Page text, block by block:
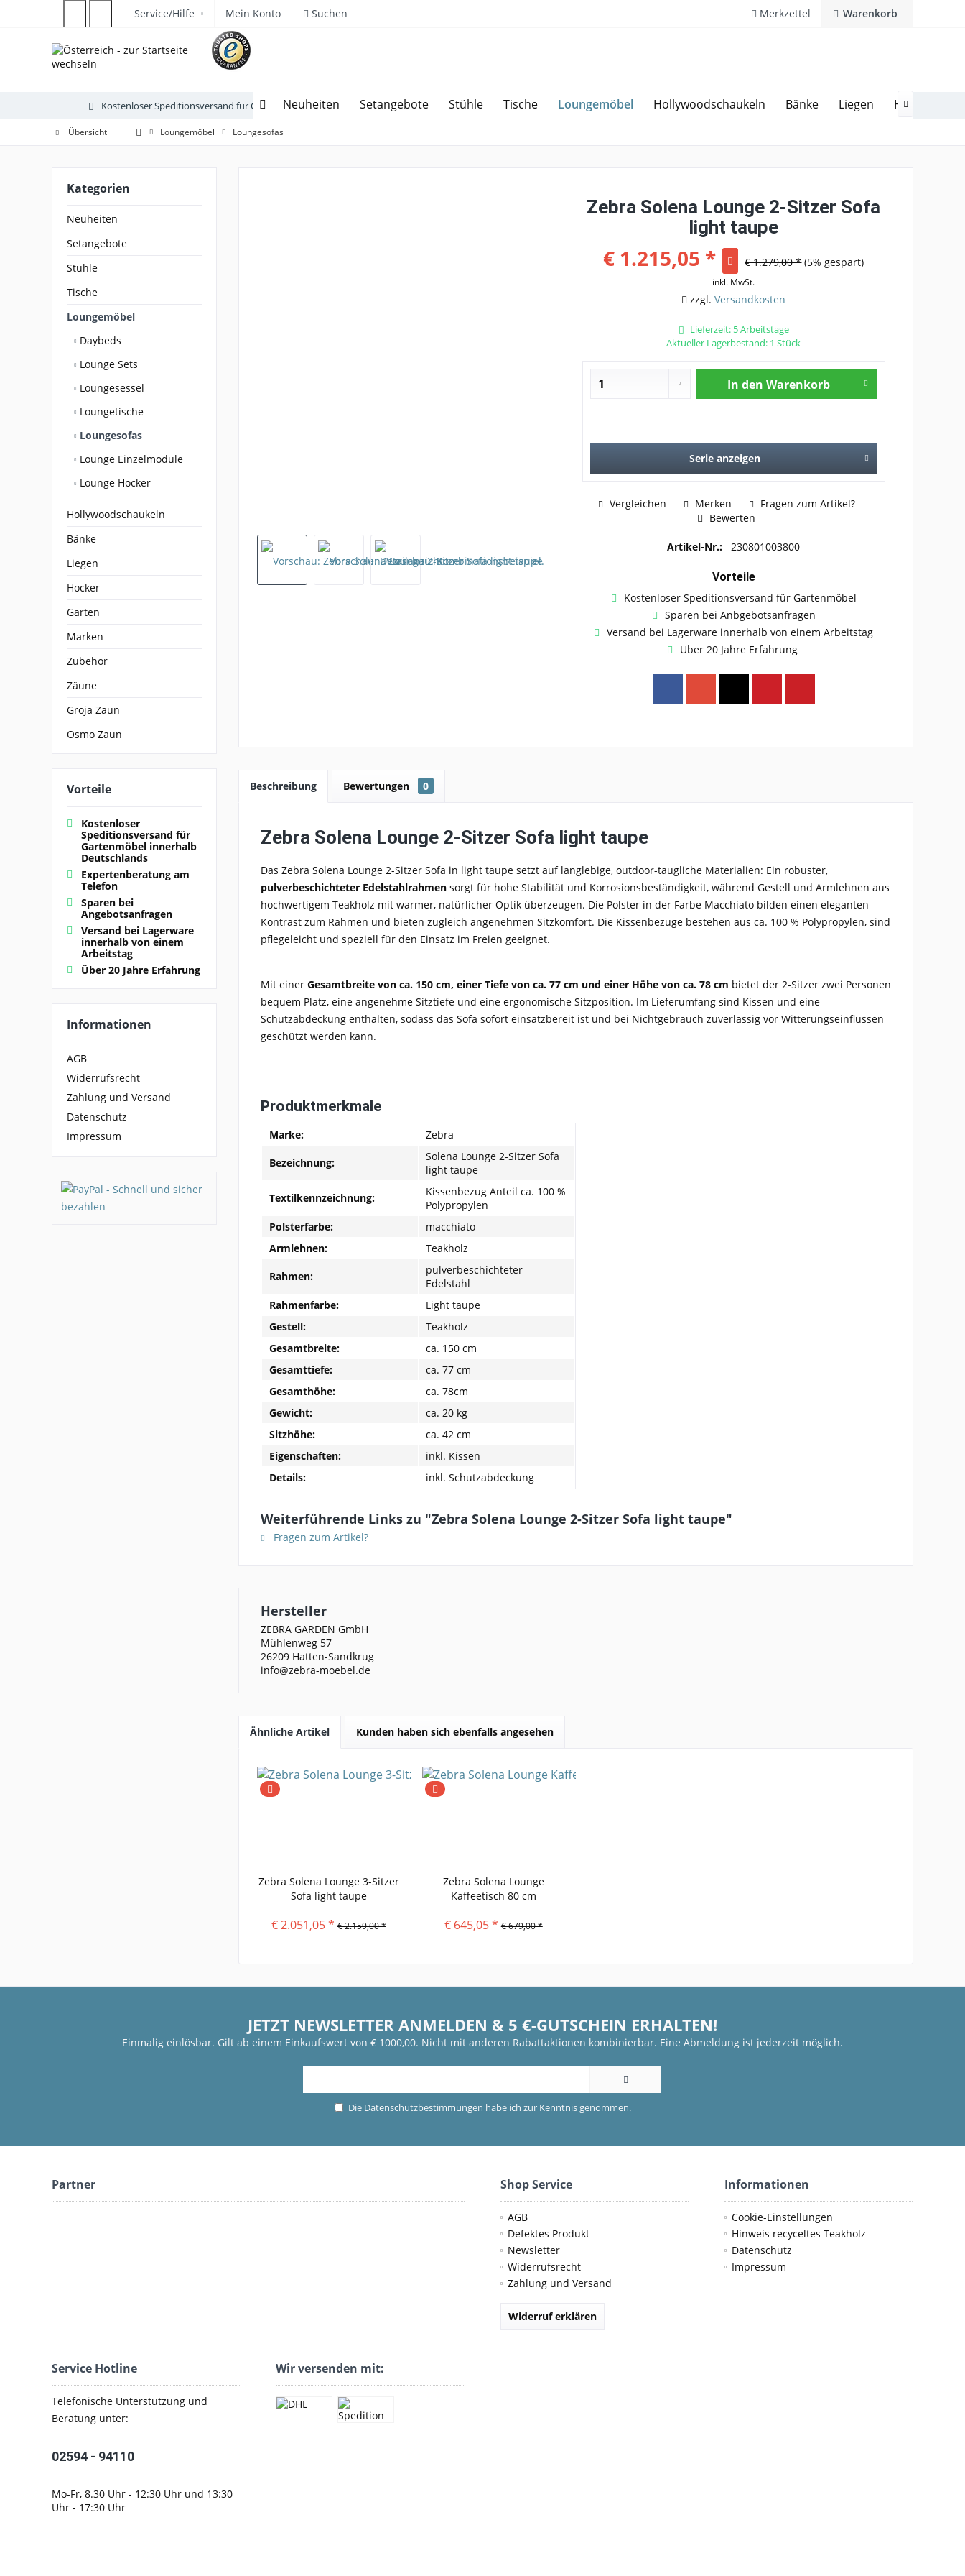
Warenkorb
Merkzettel
Service/Hilfe Mein Konto Suchen
Neuheiten Setangebote Stühle Tische Loungemöbel Hollywoodschaukeln Bänke Liegen Hocker

Kostenloser Speditionsversand für Gartenmöbel Sparen bei Angebotsanfrage Über 20 Jahre Erfahrung Hotline 02594 94 11 0
Übersicht Loungemöbel Loungesofas
Kategorien
Neuheiten
Setangebote
Stühle
Tische
Loungemöbel
Daybeds
Lounge Sets
Loungesessel
Loungetische
Loungesofas
Lounge Einzelmodule
Lounge Hocker
Hollywoodschaukeln
Bänke
Liegen
Hocker
Garten
Marken
Zubehör
Zäune
Groja Zaun
Osmo Zaun
Vorteile
Kostenloser
Speditionsversand für
Gartenmöbel innerhalb
Deutschlands
Expertenberatung am
Telefon
Sparen bei
Angebotsanfragen
Versand bei Lagerware
innerhalb von einem
Arbeitstag
Über 20 Jahre Erfahrung
Informationen
AGB
Widerrufsrecht
Zahlung und Versand
Datenschutz
Impressum
Zebra Solena Lounge 2-Sitzer Sofa
light taupe
€ 1.215,05 * € 1.279,00 * (5% gespart)
inkl. MwSt.
zzgl.Versandkosten
Lieferzeit: 5 Arbeitstage
Aktueller Lagerbestand: 1 Stück
In den Warenkorb
Serie anzeigen
Vergleichen Merken
Fragen zum Artikel?
Bewerten
Artikel-Nr.: 230801003800
Vorteile
Kostenloser Speditionsversand für Gartenmöbel
Sparen bei Anbgebotsanfragen
Versand bei Lagerware innerhalb von einem Arbeitstag
Über 20 Jahre Erfahrung
Beschreibung Bewertungen 0
Zebra Solena Lounge 2-Sitzer Sofa light taupe
Das Zebra Solena Lounge 2-Sitzer Sofa in light taupe setzt auf langlebige, outdoor-taugliche Materialien: Ein robuster,
pulverbeschichteter Edelstahlrahmen sorgt für hohe Stabilität und Korrosionsbeständigkeit, während Gestell und Armlehnen aus
hochwertigem Teakholz mit warmer, natürlicher Optik überzeugen. Die Polster in der Farbe Macchiato bilden einen eleganten
Kontrast zum Rahmen und bieten zugleich angenehmen Sitzkomfort. Die Kissenbezüge bestehen aus ca. 100 % Polypropylen, sind
pflegeleicht und speziell für den Einsatz im Freien geeignet.
Mit einer Gesamtbreite von ca. 150 cm, einer Tiefe von ca. 77 cm und einer Höhe von ca. 78 cm bietet der 2-Sitzer zwei Personen
bequem Platz, eine angenehme Sitztiefe und eine ergonomische Sitzposition. Im Lieferumfang sind Kissen und eine
Schutzabdeckung enthalten, sodass das Sofa sofort einsatzbereit ist und bei Nichtgebrauch zuverlässig vor Witterungseinflüssen
geschützt werden kann.
Produktmerkmale
Marke: Zebra
Bezeichnung:
Solena Lounge 2-Sitzer Sofa
light taupe
Textilkennzeichnung:
Kissenbezug Anteil ca. 100 %
Polypropylen
Polsterfarbe:
macchiato
Armlehnen:
Teakholz
Rahmen:
pulverbeschichteter
Edelstahl
Rahmenfarbe:
Light taupe
Gestell:
Teakholz
Gesamtbreite:
ca. 150 cm
Gesamttiefe:
ca. 77 cm
Gesamthöhe:
ca. 78cm
Gewicht:
ca. 20 kg
Sitzhöhe:
ca. 42 cm
Eigenschaften:
inkl. Kissen
Details:
inkl. Schutzabdeckung
Weiterführende Links zu "Zebra Solena Lounge 2-Sitzer Sofa light taupe"
Fragen zum Artikel?
Hersteller
ZEBRA GARDEN GmbH
Mühlenweg 57
26209 Hatten-Sandkrug
info@zebra-moebel.de
Ähnliche Artikel Kunden haben sich ebenfalls angesehen
Zebra Solena Lounge 3-Sitzer
Sofa light taupe
€ 2.051,05 * € 2.159,00 *
Zebra Solena Lounge
Kaffeetisch 80 cm
€ 645,05 * € 679,00 *
JETZT NEWSLETTER ANMELDEN & 5 €-GUTSCHEIN ERHALTEN!
Einmalig einlösbar. Gilt ab einem Einkaufswert von € 1000,00. Nicht mit anderen Rabattaktionen kombinierbar. Eine Abmeldung ist jederzeit möglich.
Die Datenschutzbestimmungen habe ich zur Kenntnis genommen.
Partner Shop Service
AGB
Defektes Produkt
Newsletter
Widerrufsrecht
Zahlung und Versand
Widerruf erklären
Informationen
Cookie-Einstellungen
Hinweis recyceltes Teakholz
Datenschutz
Impressum
Service Hotline
Telefonische Unterstützung und
Beratung unter:
02594 - 94110
Mo-Fr, 8.30 Uhr - 12:30 Uhr und 13:30
Uhr - 17:30 Uhr
Wir versenden mit: